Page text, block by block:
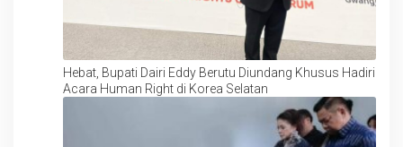
Hebat, Bupati Dairi Eddy Berutu Diundang Khusus Hadiri
Acara Human Right di Korea Selatan